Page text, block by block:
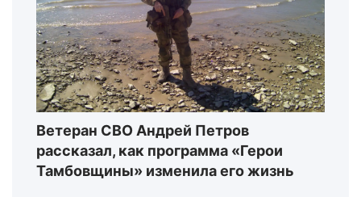
Ветеран СВО Андрей Петров
рассказал, как программа «Герои
Тамбовщины» изменила его жизнь